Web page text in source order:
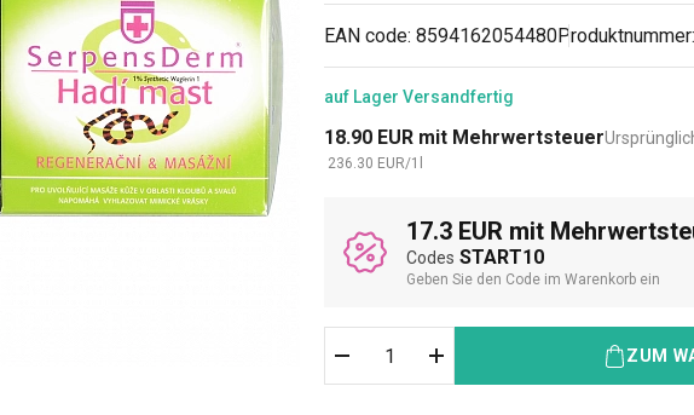
EAN code: 8594162054480Produktnummer:
auf Lager Versandfertig
18.90 EUR mit Mehrwertsteuer
236.30 EUR/1
17.3 EUR mit
Codes START10
Geben Sie den Code im Warenkorb ein
ZUM